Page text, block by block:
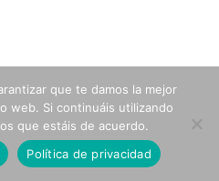
que te damos la mejor
web. Si continuáis utilizando
que estáis de acuerdo.
Política de privacidad